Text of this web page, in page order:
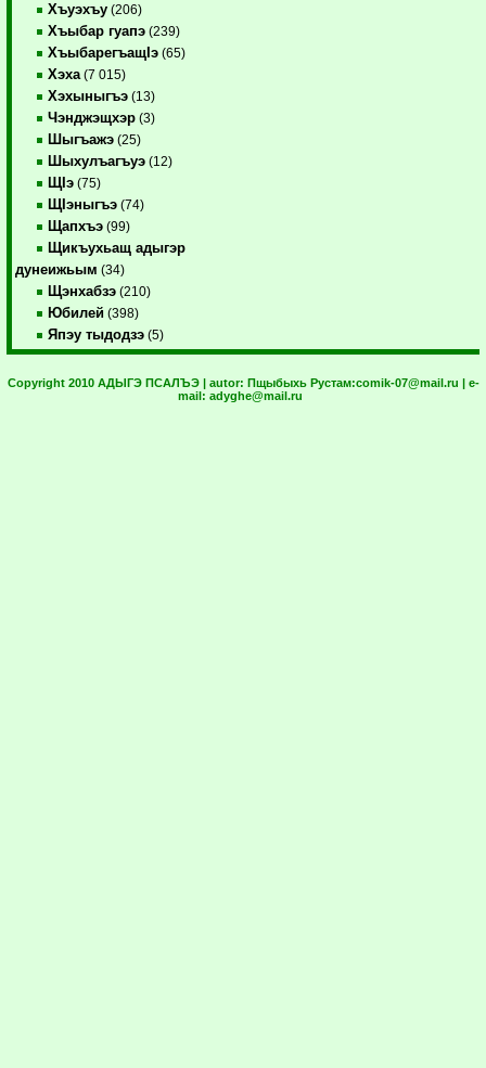
Хъуэхъу (206)
Хъыбар гуапэ (239)
ХъыбарегъащIэ (65)
Хэха (7 015)
Хэхыныгъэ (13)
Чэнджэщхэр (3)
Шыгъажэ (25)
Шыхулъагъуэ (12)
ЩIэ (75)
ЩIэныгъэ (74)
Щапхъэ (99)
Щикъухьащ адыгэр
дунеижьым (34)
Щэнхабзэ (210)
Юбилей (398)
Япэу тыдодзэ (5)
Copyright 2010 АДЫГЭ ПСАЛЪЭ | autor: Пщыбыхь Рустам:comik-07@mail.ru | e-
mail: adyghe@mail.ru